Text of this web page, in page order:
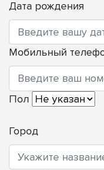
Дата рождения
Мобильный
Пол
Город